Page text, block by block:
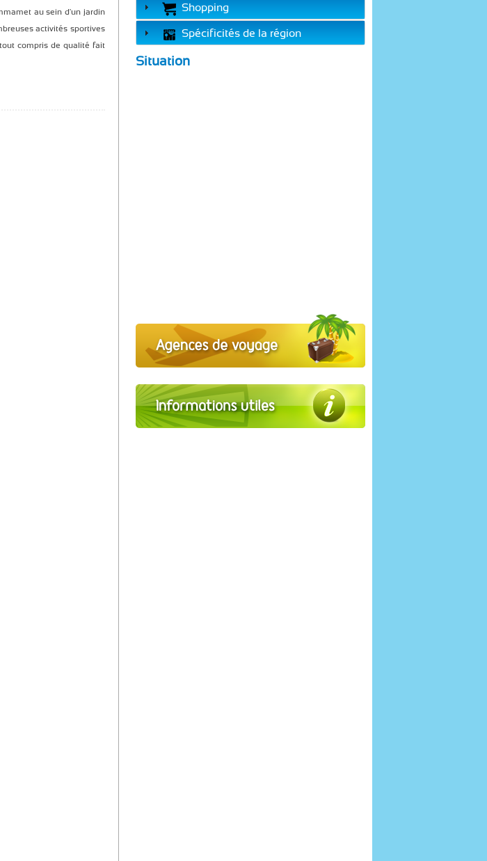
Shopping
Spécificités de la région
Situation
au sein d'un jardin
activités sportives
compris de qualité fait